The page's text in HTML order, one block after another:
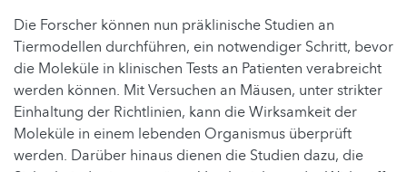
Die Forscher können nun präklinische Studien an
Tiermodellen durchführen, ein notwendiger Schritt, bevor
die Moleküle in klinischen Tests an Patienten verabreicht
werden können. Mit Versuchen an Mäusen, unter strikter
Einhaltung der Richtlinien, kann die Wirksamkeit der
Moleküle in einem lebenden Organismus überprüft
werden. Darüber hinaus dienen die Studien dazu, die